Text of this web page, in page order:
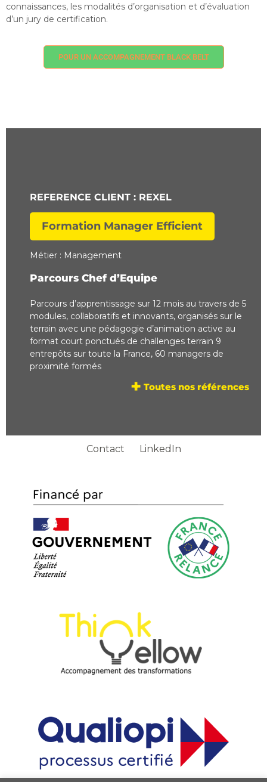
connaissances, les modalités d’organisation et d’évaluation
d’un jury de certification.
POUR UN ACCOMPAGNEMENT BLACK BELT
REFERENCE CLIENT : REXEL
Formation Manager Efficient
Métier : Management
Parcours Chef d’Equipe
Parcours d’apprentissage sur 12 mois au travers de 5
modules, collaboratifs et innovants, organisés sur le
terrain avec une pédagogie d’animation active au
format court ponctués de challenges terrain 9
entrepôts sur toute la France, 60 managers de
proximité formés
+ Toutes nos références
Contact LinkedIn